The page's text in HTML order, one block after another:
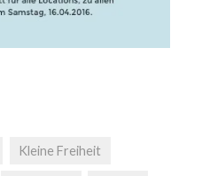
Kleine Freiheit